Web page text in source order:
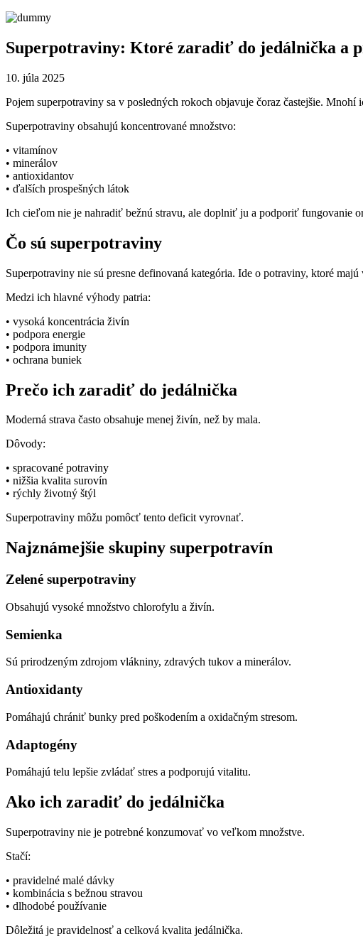
Superpotraviny: Ktoré zaradiť do jedálnička a
10. júla 2025
Pojem superpotraviny sa v posledných rokoch objavuje čoraz častejšie.
Superpotraviny obsahujú koncentrované množstvo:
• vitamínov
• minerálov
• antioxidantov
• ďalších prospešných látok
Ich cieľom nie je nahradiť bežnú stravu, ale doplniť ju a podporiť fungovanie
Čo sú superpotraviny
Superpotraviny nie sú presne definovaná kategória. Ide o potraviny, ktoré
Medzi ich hlavné výhody patria:
• vysoká koncentrácia živín
• podpora energie
• podpora imunity
• ochrana buniek
Prečo ich zaradiť do jedálnička
Moderná strava často obsahuje menej živín, než by mala.
Dôvody:
• spracované potraviny
• nižšia kvalita surovín
• rýchly životný štýl
Superpotraviny môžu pomôcť tento deficit vyrovnať.
Najznámejšie skupiny superpotravín
Zelené superpotraviny
Obsahujú vysoké množstvo chlorofylu a živín.
Semienka
Sú prirodzeným zdrojom vlákniny, zdravých tukov a minerálov.
Antioxidanty
Pomáhajú chrániť bunky pred poškodením a oxidačným stresom.
Adaptogény
Pomáhajú telu lepšie zvládať stres a podporujú vitalitu.
Ako ich zaradiť do jedálnička
Superpotraviny nie je potrebné konzumovať vo veľkom množstve.
Stačí:
• pravidelné malé dávky
• kombinácia s bežnou stravou
• dlhodobé používanie
Dôležitá je pravidelnosť a celková kvalita jedálnička.